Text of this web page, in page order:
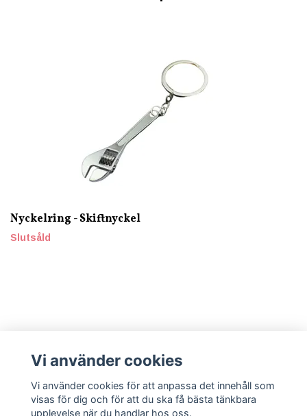
Nyckelring - Skiftnyckel
Slutsåld
Läs mer
Vi använder cookies
Vi använder cookies för att anpassa det innehåll som
visas för dig och för att du ska få bästa tänkbara
upplevelse när du handlar hos oss.